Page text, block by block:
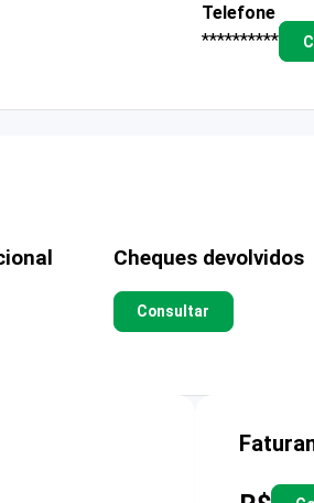
Telefone
**********
Cheques devolvidos
Consultar